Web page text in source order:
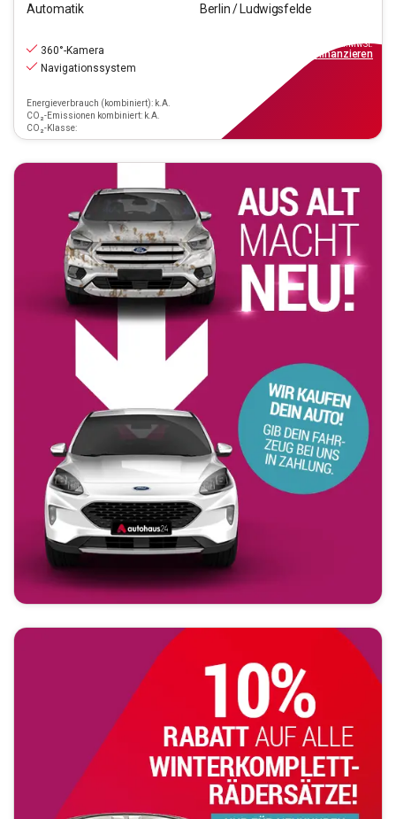
Automatik
Berlin / Ludwigsfelde
360°-Kamera
Navigationssystem
Energieverbrauch (kombiniert): k.A.
CO₂-Emissionen kombiniert: k.A.
CO₂-Klasse:
inkl.MwSt.
finanzieren